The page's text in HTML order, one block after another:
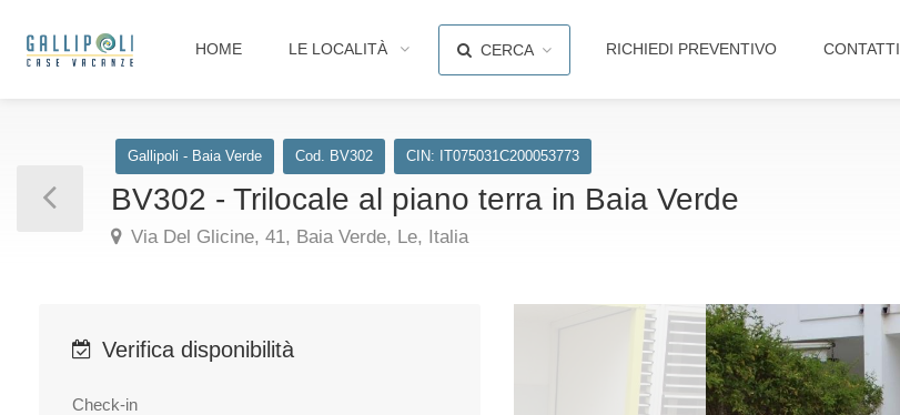
HOME LE LOCALITÀ CERCA RICHIEDI PREVENTIVO CONTATTI
Gallipoli - Baia Verde Cod. BV302 CIN: IT075031C200053773
BV302 - Trilocale al piano terra in Baia Verde
Via Del Glicine, 41, Baia Verde, Le, Italia
Verifica disponibilità
Check-in